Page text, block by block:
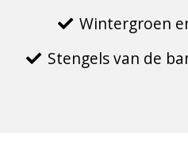
Wintergroen
Stengels van de